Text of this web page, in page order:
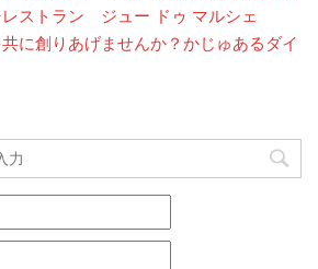
レストラン ジュー ドゥ マルシェ
共に創りあげませんか？かじゅあるダイ